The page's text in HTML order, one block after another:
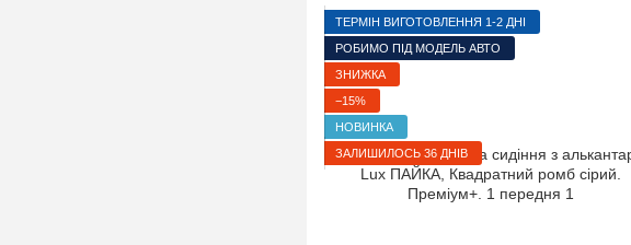
ТЕРМІН ВИГОТОВЛЕННЯ 1-2 ДНІ
РОБИМО ПІД МОДЕЛЬ АВТО
ЗНИЖКА
−15%
НОВИНКА
ЗАЛИШИЛОСЬ 36 ДНІВ